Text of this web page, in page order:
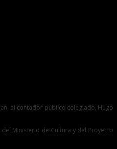
al contador público colegiado, Hugo
Ministerio de Cultura y del Proyecto